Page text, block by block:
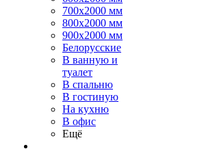
700х2000 мм
800х2000 мм
900х2000 мм
Белорусские
В ванную и
туалет
В спальню
В гостиную
На кухню
В офис
Ещё